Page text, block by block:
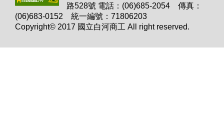
路528號 電話：(06)685-2054 傳真：
(06)683-0152 統一編號：71806203
Copyright© 2017 國立白河商工 All right reserved.